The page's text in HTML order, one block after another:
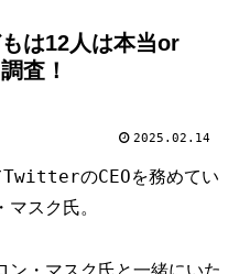
は12人は本当or
査！
2025.02.14
TwitterのCEOを務めてい
スク氏。